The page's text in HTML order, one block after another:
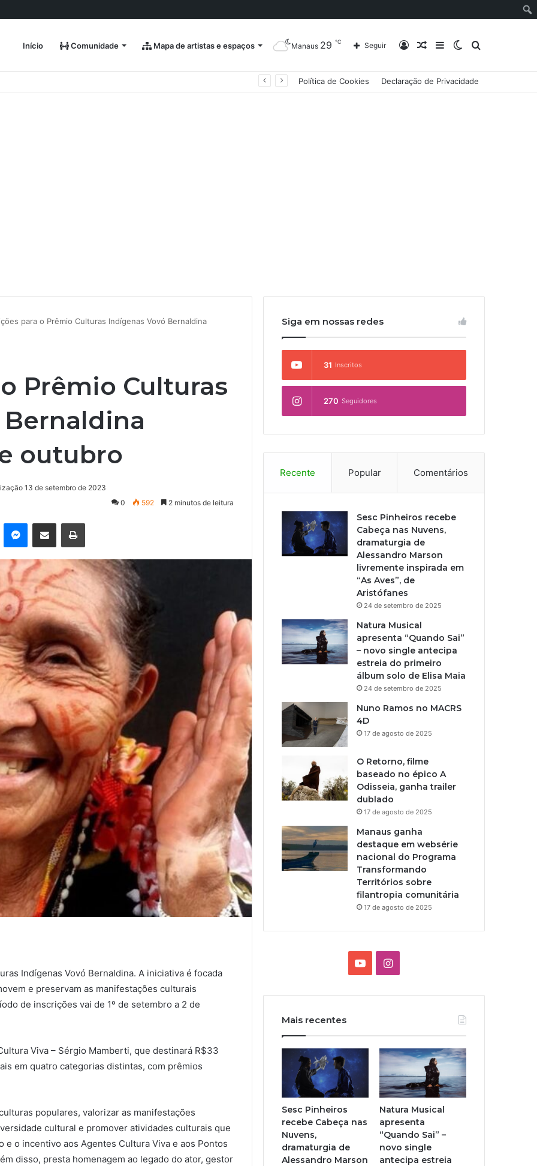
Início Comunidade Mapa de artistas e espaços Procurar
Switch
Barra
Artigo
Entrar
Seguir
Manaus 29 ℃
Política de Cookies Declaração de Privacidade
para o Prêmio Culturas Indígenas Vovó Bernaldina
Prêmio Culturas
outubro
13 de setembro de 2023
0
592 2 minutos de leitura
Indígenas Vovó Bernaldina. A iniciativa é focada
e preservam as manifestações culturais
de inscrições vai de 1º de setembro a 2 de
Viva – Sérgio Mamberti, que destinará R$33
em quatro categorias distintas, com prêmios
populares, valorizar as manifestações
cultural e promover atividades culturais que
e o incentivo aos Agentes Cultura Viva e aos Pontos
disso, presta homenagem ao legado do ator, gestor
Siga em nossas redes
31 Inscritos
270 Seguidores
Recente Popular Comentários
Sesc Pinheiros recebe
Cabeça nas Nuvens,
dramaturgia de
Alessandro Marson
livremente inspirada em
“As Aves”, de
Aristófanes
24 de setembro de 2025
Natura Musical
apresenta “Quando Sai”
– novo single antecipa
estreia do primeiro
álbum solo de Elisa Maia
24 de setembro de 2025
Nuno Ramos no MACRS
4D
17 de agosto de 2025
O Retorno, filme
baseado no épico A
Odisseia, ganha trailer
dublado
17 de agosto de 2025
Manaus ganha
destaque em websérie
nacional do Programa
Transformando
Territórios sobre
filantropia comunitária
17 de agosto de 2025
T
I
t
a
g
r
a
m
Mais recentes
Sesc Pinheiros
recebe Cabeça nas
Nuvens,
dramaturgia de
Alessandro Marson
Natura Musical
apresenta
“Quando Sai” –
novo single
antecipa estreia